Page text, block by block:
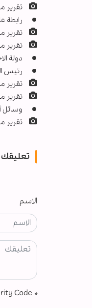
تقرير
رابطة
تقرير
تقرير
دولة
رئيس
تقرير
تقرير
وسائل
تقرير
تعليقك
الاسم
*